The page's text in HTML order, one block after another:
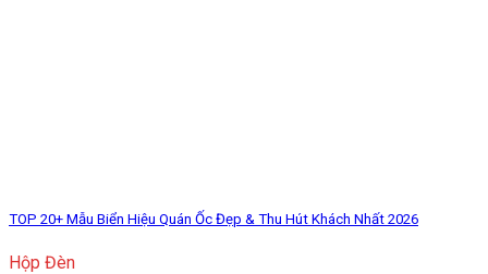
TOP 20+ Mẫu Biển Hiệu Quán Ốc Đẹp & Thu Hút Khách Nhất 2026
Hộp Đèn